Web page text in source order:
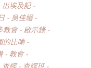
出埃及記
吳佳縉
教會
啟示錄
的比喻
教會